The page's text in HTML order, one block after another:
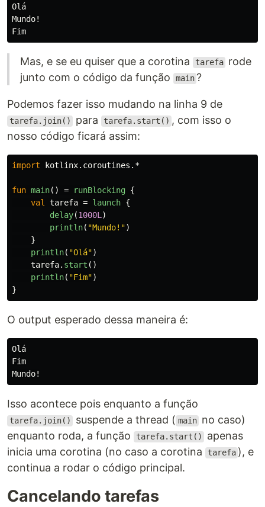
Olá
Mundo!
Mas, e se eu quiser que a corotina tarefa rode
junto com o código da função
main ?
Podemos fazer isso mudando na linha 9 de
tarefa.join() para tarefa.start() , com isso o
nosso código ficará assim:
import kotlinx.coroutines.*
fun main() = runBlocking {
val tarefa = launch {
delay(1000L)
println( "Mundo!")
}
println( "Olá")
tarefa. start ()
println( "Fim")
}
O output esperado dessa maneira é:
Olá
Fim
Isso acontece pois enquanto a função
tarefa.join() suspende a thread ( main no caso)
enquanto roda, a função
tarefa.start()
apenas
inicia uma corotina (no caso a corotina
tarefa ), e
continua a rodar o código principal.
Cancelando tarefas